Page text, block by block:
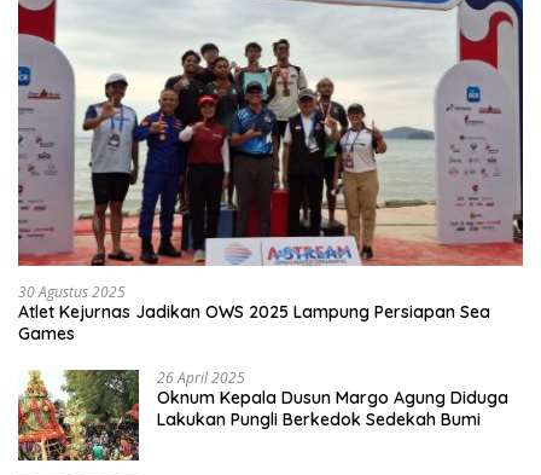
30 Agustus 2025
Atlet Kejurnas Jadikan OWS 2025 Lampung Persiapan Sea
Games
26 April 2025
Oknum Kepala Dusun Margo Agung Diduga
Lakukan Pungli Berkedok Sedekah Bumi